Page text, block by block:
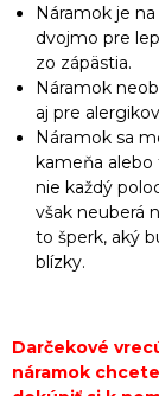
Náramok je
dvojmo pre
zo zápästia.
Náramok
aj pre
Náramok sa
kameňa alebo
nie každý
však neuberá
to šperk, aký
blízky.
Darčekové
náramok